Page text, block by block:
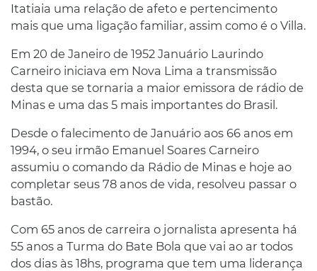
Itatiaia uma relação de afeto e pertencimento
mais que uma ligação familiar, assim como é o Villa.
Em 20 de Janeiro de 1952 Januário Laurindo
Carneiro iniciava em Nova Lima a transmissão
desta que se tornaria a maior emissora de rádio de
Minas e uma das 5 mais importantes do Brasil.
Desde o falecimento de Januário aos 66 anos em
1994, o seu irmão Emanuel Soares Carneiro
assumiu o comando da Rádio de Minas e hoje ao
completar seus 78 anos de vida, resolveu passar o
bastão.
Com 65 anos de carreira o jornalista apresenta há
55 anos a Turma do Bate Bola que vai ao ar todos
dos dias às 18hs, programa que tem uma liderança